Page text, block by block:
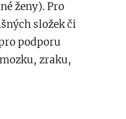
ženy). Pro
složek či
podporu
zraku,